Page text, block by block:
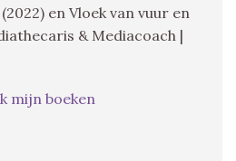
en Vloek van vuur en
& Mediacoach |
mijn boeken